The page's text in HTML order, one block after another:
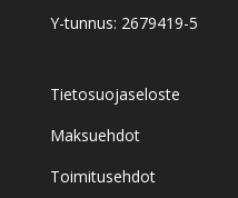
Y-tunnus: 2679419-5
Tietosuojaseloste
Maksuehdot
Toimitusehdot